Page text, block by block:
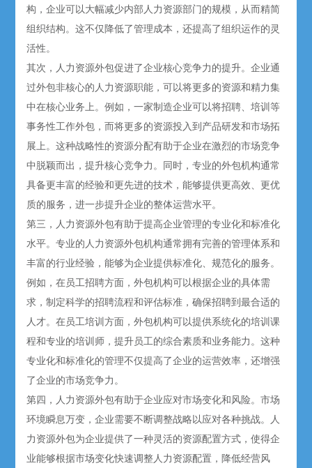
构，企业可以大幅减少内部人力资源部门的规模，从而精简
组织结构。这不仅降低了管理成本，还提高了组织运作的灵
活性。
其次，人力资源外包促进了企业核心竞争力的提升。企业通
过外包非核心的人力资源职能，可以将更多的资源和精力集
中在核心业务上。例如，一家制造企业可以将招聘、培训等
事务性工作外包，而将更多的资源投入到产品研发和市场拓
展上。这种战略性的资源分配有助于企业在激烈的市场竞争
中脱颖而出，提升核心竞争力。同时，专业的外包机构通常
具备更丰富的经验和更先进的技术，能够提供更高效、更优
质的服务，进一步提升企业的整体运营水平。
第三，人力资源外包有助于提高企业管理的专业化和标准化
水平。专业的人力资源外包机构通常拥有完善的管理体系和
丰富的行业经验，能够为企业提供标准化、规范化的服务。
例如，在员工招聘方面，外包机构可以根据企业的具体需
求，制定科学的招聘流程和评估标准，确保招聘到最合适的
人才。在员工培训方面，外包机构可以提供系统化的培训课
程和专业的培训师，提升员工的综合素质和业务能力。这种
专业化和标准化的管理不仅提高了企业的运营效率，还增强
了企业的市场竞争力。
第四，人力资源外包有助于企业应对市场变化和风险。市场
环境瞬息万变，企业需要不断调整战略以应对各种挑战。人
力资源外包为企业提供了一种灵活的资源配置方式，使得企
业能够根据市场变化快速调整人力资源配置，降低经营风